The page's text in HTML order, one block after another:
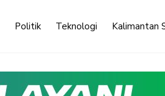
Politik Teknologi Kalimantan